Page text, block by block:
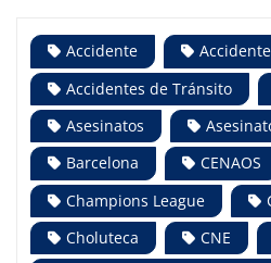
Accidente
Accidentes de Tránsito
Asesinatos
Barcelona
CENAOS
Champions League
Choluteca
CNE